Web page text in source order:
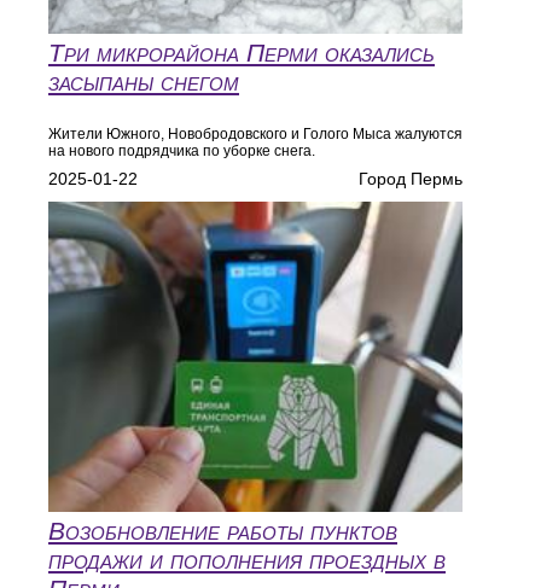
Три микрорайона Перми оказались
засыпаны снегом
Жители Южного, Новобродовского и Голого Мыса жалуются
на нового подрядчика по уборке снега.
2025-01-22 Город Пермь
Возобновление работы пунктов
продажи и пополнения проездных в